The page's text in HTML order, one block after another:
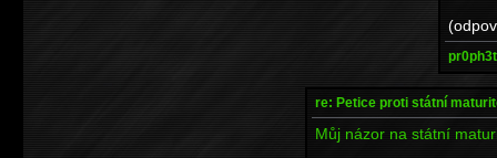
pr0ph3t
re: Petice proti státní
Můj názor na státní